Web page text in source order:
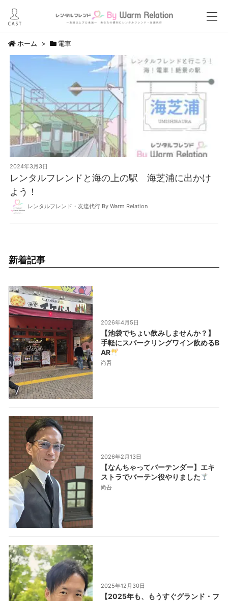
ホーム > 電車
2024年3月3日
レンタルフレンドと海の上の駅 海芝浦に出かけ
よう！
レンタルフレンド・友達代行 By Warm Relation
新着記事
2026年4月5日
【池袋でちょい飲みしませんか？】
手軽にスパークリングワイン飲めるB
AR
尚吾
2026年2月13日
【なんちゃってバーテンダー】エキ
ストラでバーテン役やりました
尚吾
2025年12月30日
【2025年も、もうすぐグランド・フ